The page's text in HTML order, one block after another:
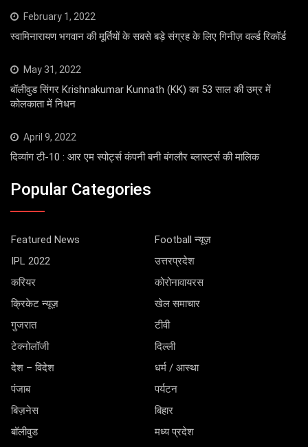
February 1, 2022
स्वामिनारायण भगवान की मूर्तियों के सबसे बड़े संग्रह के लिए गिनीज़ वर्ल्ड रिकॉर्ड
May 31, 2022
बॉलीवुड सिंगर Krishnakumar Kunnath (KK) का 53 साल की उम्र में
कोलकाता में निधन
April 9, 2022
दिव्यांग टी-10 : आर एम स्पोर्ट्स कंपनी बनी बंगलौर ब्लास्टर्स की मालिक
Popular Categories
Featured News
Football न्यूज़
IPL 2022
उत्तरप्रदेश
करियर
कोरोनावायरस
क्रिकेट न्यूज़
खेल समाचार
गुजरात
टीवी
टेक्नोलॉजी
दिल्ली
देश – विदेश
धर्म / आस्था
पंजाब
पर्यटन
बिज़नेस
बिहार
बॉलीवुड
मध्य प्रदेश